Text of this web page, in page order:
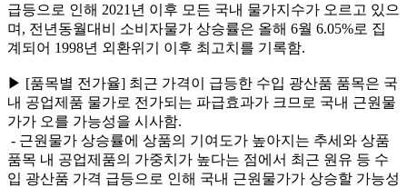
급등으로 인해 2021년 이후 모든 국내 물가지수가 오르고 있으
며, 전년동월대비 소비자물가 상승률은 올해 6월 6.05%로 집
계되어 1998년 외환위기 이후 최고치를 기록함.
▶ [품목별 전가율] 최근 가격이 급등한 수입 광산품 품목은 국
내 공업제품 물가로 전가되는 파급효과가 크므로 국내 근원물
가가 오를 가능성을 시사함.
- 근원물가 상승률에 상품의 기여도가 높아지는 추세와 상품
품목 내 공업제품의 가중치가 높다는 점에서 최근 원유 등 수
입 광산품 가격 급등으로 인해 국내 근원물가가 상승할 가능성